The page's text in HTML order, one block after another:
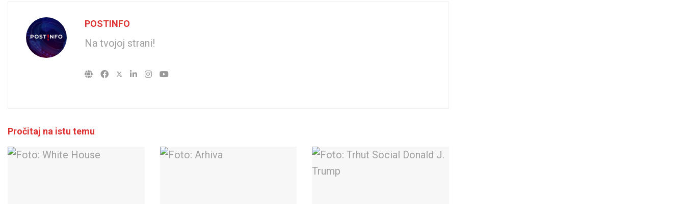
POSTINFO
Na tvojoj strani!
Pročitaj na istu temu